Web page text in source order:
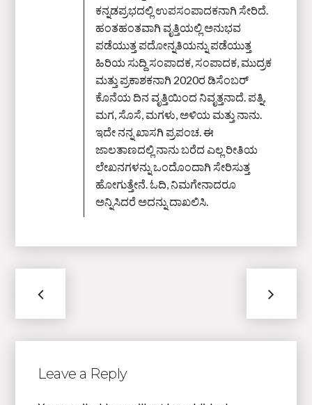
ಕನ್ನಡಪ್ರಭದಲ್ಲಿ ಉಪಸಂಪಾದಕನಾಗಿ ಸೇರಿದೆ.
ಹಂತಹಂತವಾಗಿ ವೃತ್ತಿಯಲ್ಲಿ ಅನುಭವ
ಪಡೆಯುತ್ತ ಪದೋನ್ನತಿಯನ್ನು ಪಡೆಯುತ್ತ
ಹಿರಿಯ ಸುದ್ದಿ ಸಂಪಾದಕ, ಸಂಪಾದಕ, ಮುದ್ರಕ
ಮತ್ತು ಪ್ರಕಾಶಕನಾಗಿ 2020ರ ಡಿಸೆಂಬರ್‌
ಕೊನೆಯ ದಿನ ವೃತ್ತಿಯಿಂದ ನಿವೃತ್ತನಾದೆ. ಪತ್ನಿ,
ಮಗ, ಸೊಸೆ, ಮಗಳು, ಅಳಿಯ ಮತ್ತು ನಾನು.
ಇದೇ ನನ್ನ ಖಾಸಗಿ ಪ್ರಪಂಚ. ಈ
ಜಾಲತಾಣದಲ್ಲಿ ನಾನು ಬರೆದ ಎಲ್ಲ ರೀತಿಯ
ಲೇಖನಗಳನ್ನು ಒಂದೊಂದಾಗಿ ಸೇರಿಸುತ್ತ
ಹೋಗುತ್ತೇನೆ. ಓದಿ, ನಿಮಗೇನಾದರೂ
ಅನ್ನಿಸಿದರೆ ಅದನ್ನು ದಾಖಲಿಸಿ.
Leave a Reply